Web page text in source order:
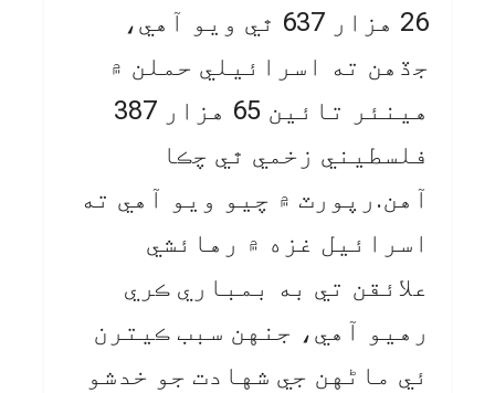
26 هزار 637 ٿي ويو آهي،
جڏهن ته اسرائيلي حملن ۾
هينئر تائين 65 هزار 387
فلسطيني زخمي ٿي چڪا
آهن.رپورٽ ۾ چيو ويو آهي ته
اسرائيل غزه ۾ رهائشي
علائقن تي به بمباري ڪري
رهيو آهي، جنهن سبب ڪيترن
ئي ماڻهن جي شهادت جو خدشو